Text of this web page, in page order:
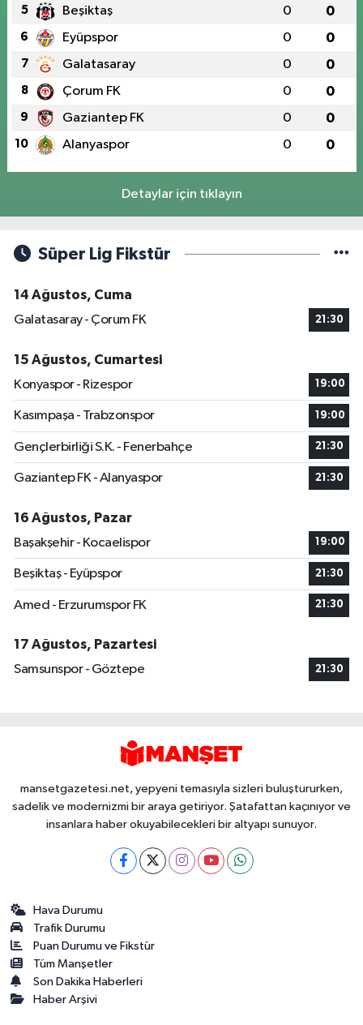
5 Beşiktaş 0 0
6 Eyüpspor 0 0
7 Galatasaray 0 0
8 Çorum FK 0 0
9 Gaziantep FK 0 0
10 Alanyaspor 0 0
Detaylar için tıklayın
Süper Lig Fikstür
14 Ağustos, Cuma
Galatasaray - Çorum FK
21:30
15 Ağustos, Cumartesi
Konyaspor - Rizespor
19:00
Kasımpaşa - Trabzonspor 19:00
Gençlerbirliği S.K. - Fenerbahçe 21:30
Gaziantep FK - Alanyaspor 21:30
16 Ağustos, Pazar
Başakşehir - Kocaelispor
19:00
Beşiktaş - Eyüpspor 21:30
Amed - Erzurumspor FK 21:30
17 Ağustos, Pazartesi
Samsunspor - Göztepe
21:30
mansetgazetesi.net, yepyeni temasıyla sizleri buluştururken,
sadelik ve modernizmi bir araya getiriyor. Şatafattan kaçınıyor ve
insanlara haber okuyabilecekleri bir altyapı sunuyor.
Hava Durumu
Trafik Durumu
Puan Durumu ve Fikstür
Tüm Manşetler
Son Dakika Haberleri
Haber Arşivi